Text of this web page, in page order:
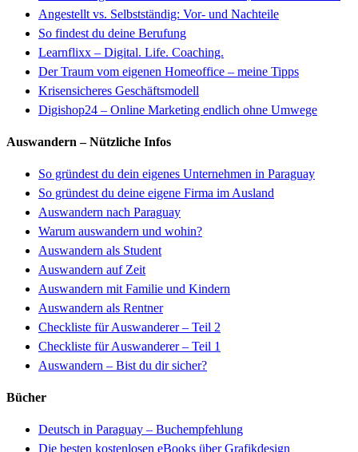
Angestellt vs. Selbstständig: Vor- und Nachteile
So findest du deine Berufung
Learnflixx – Digital. Life. Coaching.
Der Traum vom eigenen Homeoffice – meine Tipps
Krisensicheres Geschäftsmodell
Digishop24 – Online Marketing endlich ohne Umwege
Auswandern – Nützliche Infos
So gründest du dein eigenes Unternehmen in Paraguay
So gründest du deine eigene Firma im Ausland
Auswandern nach Paraguay
Warum auswandern und wohin?
Auswandern als Student
Auswandern auf Zeit
Auswandern mit Familie und Kindern
Auswandern als Rentner
Checkliste für Auswanderer– Teil 2
Checkliste für Auswanderer – Teil 1
Auswandern – Bist du dir sicher?
Bücher
Deutsch in Paraguay – Buchempfehlung
Die besten kostenlosen eBooks über Grafikdesign